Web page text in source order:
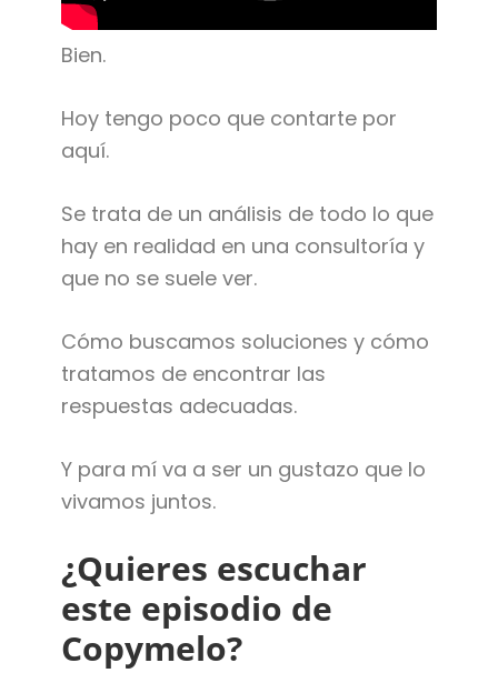
Bien.
Hoy tengo poco que contarte por
aquí.
Se trata de un análisis de todo lo que
hay en realidad en una consultoría y
que no se suele ver.
Cómo buscamos soluciones y cómo
tratamos de encontrar las
respuestas adecuadas.
Y para mí va a ser un gustazo que lo
vivamos juntos.
¿Quieres escuchar
este episodio de
Copymelo?